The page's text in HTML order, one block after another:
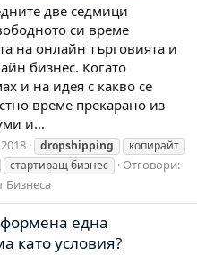
две седмици
си време
на онлайн търговията и
бизнес. Когато
и на идея с какво се
време прекарано из
и...
dropshipping
копирайт
стартиращ бизнес
Отговори:
Бизнеса
една
като условия?